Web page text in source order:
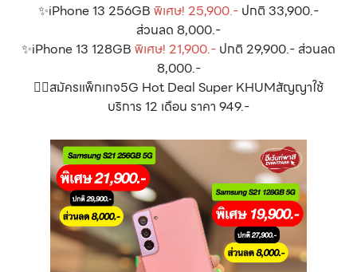
✨iPhone 13 256GB พิเศษ! 25,900.- ปกติ 33,900.-
ส่วนลด 8,000.-
✨iPhone 13 128GB พิเศษ! 21,900.- ปกติ 29,900.- ส่วนลด
8,000.-
👉🏻สมัครแพ็กเกจ5G Hot Deal Super KHUMสัญญาใช้
บริการ 12 เดือน ราคา 949.-